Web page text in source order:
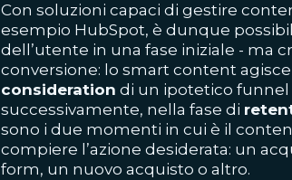
Con soluzioni capaci di gestire
esempio HubSpot, è dunque
dell’utente in una fase iniziale - ma
conversione: lo smart content
consideration di un ipotetico funnel
successivamente, nella fase di
sono i due momenti in cui è il
compiere l’azione desiderata: un
form, un nuovo acquisto o altro.